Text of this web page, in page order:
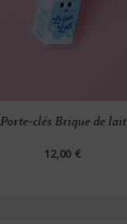
Porte-clés Brique de lait
12,00 €